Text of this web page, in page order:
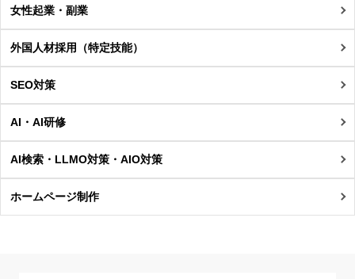
女性起業・副業
外国人材採用（特定技能）
SEO対策
AI・AI研修
AI検索・LLMO対策・AIO対策
ホームページ制作